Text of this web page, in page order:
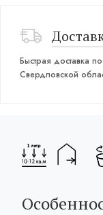
Быстрая доставка
Свердловской